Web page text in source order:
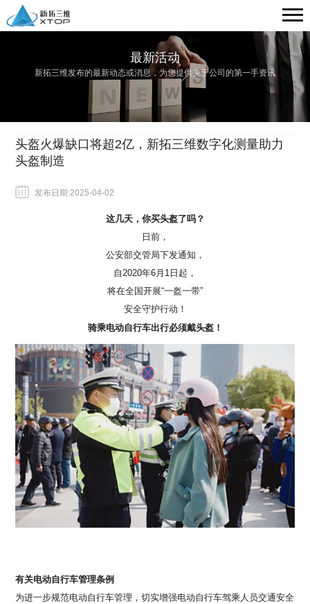
最新活动
新拓三维发布的最新动态或消息，为您提供关于公司的第一手资讯
头盔火爆缺口将超2亿，新拓三维数字化测量助力
头盔制造
发布日期:2025-04-02
这几天，你买头盔了吗？
日前，
公安部交管局下发通知，
自 2020年6月1日起，
将在全国开展“一盔一带”
安全守护行动！
骑乘电动自行车出行必须戴头盔！
有关电动自行车管理条例
为进一步规范电动自行车管理，切实增强电动自行车驾乘人员交通安全